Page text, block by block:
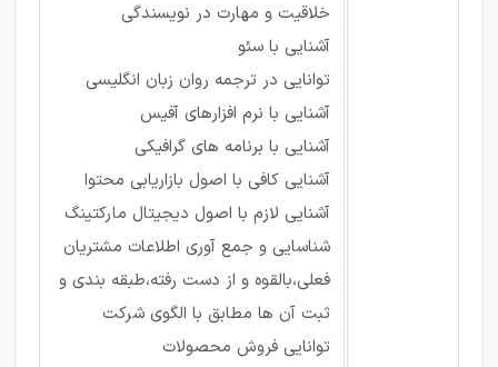
خلاقیت و مهارت در نویسندگی
آشنایی با سئو
توانایی در ترجمه روان زبان انگلیسی
آشنایی با نرم افزارهای آفیس
آشنایی با برنامه‌ های گرافیکی
آشنایی کافی با اصول بازاریابی محتوا
آشنایی لازم با اصول دیجیتال مارکتینگ
شناسایی و جمع آوری اطلاعات مشتریان
فعلی،بالقوه و از دست رفته،طبقه بندی و
ثبت آن ها مطابق با الگوی شرکت
توانایی فروش محصولات